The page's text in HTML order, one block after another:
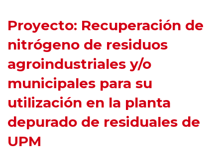
Proyecto: Recuperación de
nitrógeno de residuos
agroindustriales y/o
municipales para su
utilización en la planta
depurado de residuales de
UPM